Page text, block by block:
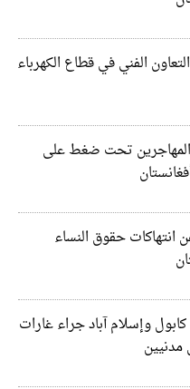
الفني في قطاع الكهرباء
المهاجرين تحت ضغط على
حقوق النساء
وإسلام آباد جراء غارات
مدنيين